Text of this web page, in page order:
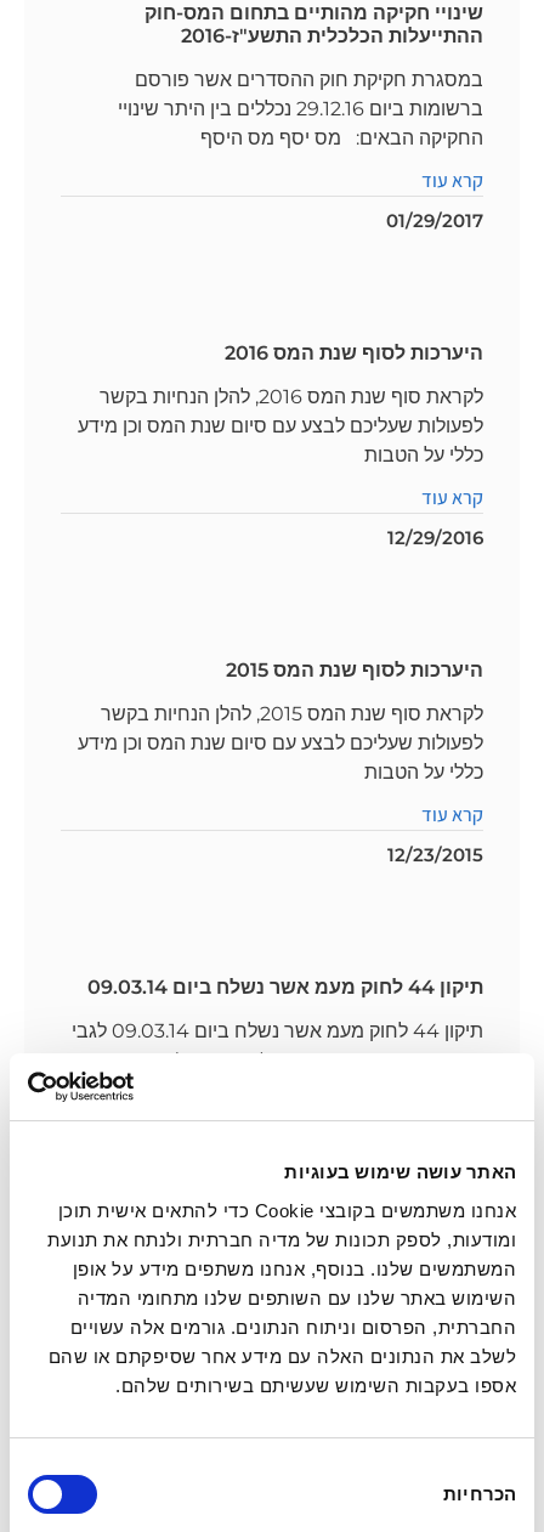
האתר עושה שימוש בעוגיות
אנחנו משתמשים בקובצי Cookie כדי להתאים אישית תוכן
ומודעות, לספק תכונות של מדיה חברתית ולנתח את תנועת
המשתמשים שלנו. בנוסף, אנחנו משתפים מידע על אופן
השימוש באתר שלנו עם השותפים שלנו מתחומי המדיה
החברתית, הפרסום וניתוח הנתונים. גורמים אלה עשויים
לשלב את הנתונים האלה עם מידע אחר שסיפקתם או שהם
אספו בעקבות השימוש שעשיתם בשירותים שלהם.
הסכמה
הכרחיות
שינויי חקיקה מהותיים בתחום המס-חוק
ההתייעלות הכלכלית התשע"ז-2016
במסגרת חקיקת חוק ההסדרים אשר פורסם
ברשומות ביום 29.12.16 נכללים בין היתר שינויי
החקיקה הבאים: מס יסף מס היסף
קרא עוד
01/29/2017
היערכות לסוף שנת המס 2016
לקראת סוף שנת המס 2016, להלן הנחיות בקשר
לפעולות שעליכם לבצע עם סיום שנת המס וכן מידע
כללי על הטבות
קרא עוד
12/29/2016
היערכות לסוף שנת המס 2015
לקראת סוף שנת המס 2015, להלן הנחיות בקשר
לפעולות שעליכם לבצע עם סיום שנת המס וכן מידע
כללי על הטבות
קרא עוד
12/23/2015
תיקון 44 לחוק מעמ אשר נשלח ביום 09.03.14
תיקון 44 לחוק מעמ אשר נשלח ביום 09.03.14 לגבי
החבות בדיווח מעמ מפורט (מעמ מקוון) יתווספו
11/15/2015
רשימת הישובים באיזור המיוחד, עד 40 ק"מ
מגבול רצועת עזה